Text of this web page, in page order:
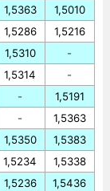
1,5363
1,5286
1,5310
1,5314
-
-
1,5350
1,5234
1,5236
1,5010
1,5216
-
-
1,5191
1,5363
1,5383
1,5338
1,5436